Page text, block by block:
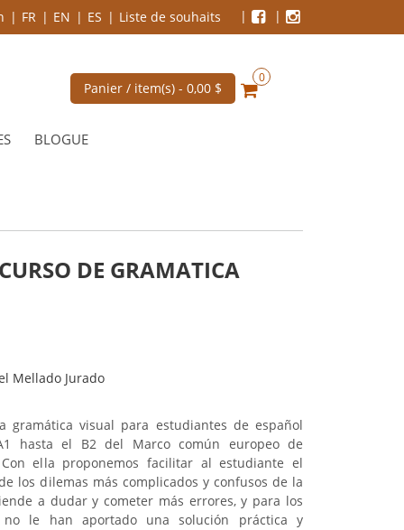
FR EN ES Liste de souhaits
Panier / item(s) - 0,00 $
0
BLOGUE
DE GRAMATICA
Mellado Jurado
gramática visual para estudiantes de español
hasta el B2 del Marco común europeo de
ella proponemos facilitar al estudiante el
los dilemas más complicados y confusos de la
a dudar y cometer más errores, y para los
le han aportado una solución práctica y